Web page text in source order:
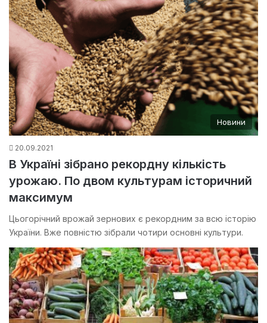
Новини
20.09.2021
В Україні зібрано рекордну кількість
урожаю. По двом культурам історичний
максимум
Цьогорічний врожай зернових є рекордним за всю історію
України. Вже повністю зібрали чотири основні культури.